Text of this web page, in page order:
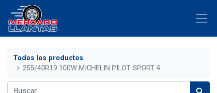
Todos los productos
255/40R19 100W MICHELIN PILOT SPORT 4